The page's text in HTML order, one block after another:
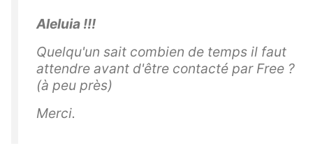
Aleluia !!!
Quelqu'un sait combien de temps il faut
attendre avant d'être contacté par Free ?
(à peu près)
Merci.